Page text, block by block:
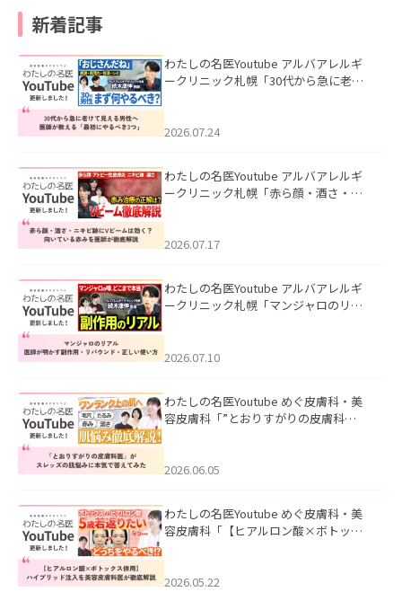
新着記事
わたしの名医Youtube アルバアレルギ
ークリニック札幌「30代から急に老け
た。
2026.07.24
わたしの名医Youtube アルバアレルギ
ークリニック札幌「赤ら顔・酒さ・ニ
した。
2026.07.17
わたしの名医Youtube アルバアレルギ
ークリニック札幌「マンジャロのリア
た。
2026.07.10
わたしの名医Youtube めぐ皮膚科・美
容皮膚科「”とおりすがりの皮膚科
2026.06.05
わたしの名医Youtube めぐ皮膚科・美
容皮膚科「【ヒアルロン酸×ボトック
た。
2026.05.22